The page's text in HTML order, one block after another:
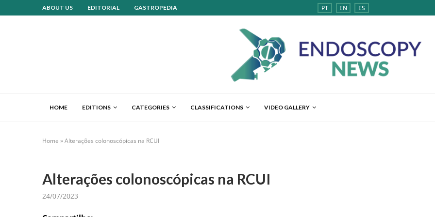
ABOUT US EDITORIAL GASTROPEDIA PT EN ES
HOME EDITIONS CATEGORIES CLASSIFICATIONS VIDEO GALLERY
Home »Alterações colonoscópicas na RCUI
Alterações colonoscópicas na RCUI
24/07/2023